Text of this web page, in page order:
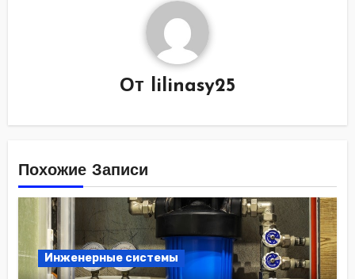
От lilinasy25
Похожие Записи
Инженерные системы